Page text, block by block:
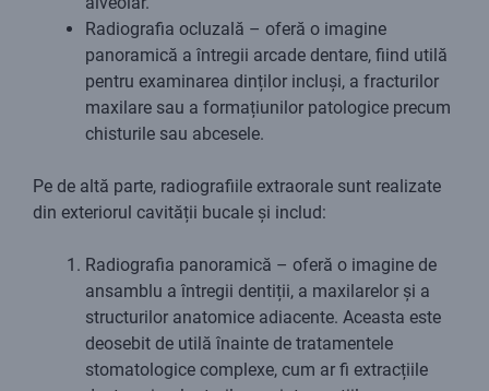
Radiografia ocluzală – oferă o imagine
panoramică a întregii arcade dentare, fiind utilă
pentru examinarea dinților incluși, a fracturilor
maxilare sau a formațiunilor patologice precum
chisturile sau abcesele.
Pe de altă parte, radiografiile extraorale sunt realizate
din exteriorul cavității bucale și includ:
Radiografia panoramică – oferă o imagine de
ansamblu a întregii dentiții, a maxilarelor și a
structurilor anatomice adiacente. Aceasta este
deosebit de utilă înainte de tratamentele
stomatologice complexe, cum ar fi extracțiile